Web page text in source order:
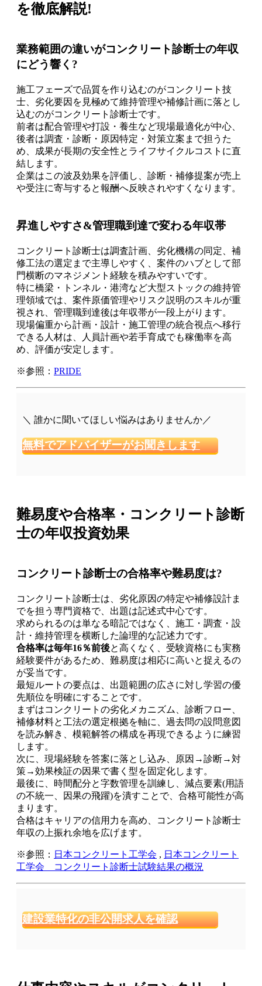
を徹底解説!
業務範囲の違いがコンクリート診断士の年収
にどう響く?
施工フェーズで品質を作り込むのがコンクリート技
士、劣化要因を見極めて維持管理や補修計画に落とし
込むのがコンクリート診断士です。
前者は配合管理や打設・養生など現場最適化が中心、
後者は調査・診断・原因特定・対策立案まで担うた
め、成果が長期の安全性とライフサイクルコストに直
結します。
企業はこの波及効果を評価し、診断・補修提案が売上
や受注に寄与すると報酬へ反映されやすくなります。
昇進しやすさ&管理職到達で変わる年収帯
コンクリート診断士は調査計画、劣化機構の同定、補
修工法の選定まで主導しやすく、案件のハブとして部
門横断のマネジメント経験を積みやすいです。
特に橋梁・トンネル・港湾など大型ストックの維持管
理領域では、案件原価管理やリスク説明のスキルが重
視され、管理職到達後は年収帯が一段上がります。
現場偏重から計画・設計・施工管理の統合視点へ移行
できる人材は、人員計画や若手育成でも稼働率を高
め、評価が安定します。
※参照： PRIDE
＼ 誰かに聞いてほしい悩みはありませんか／
無料でアドバイザーがお聞きします
難易度や合格率・コンクリート診断
士の年収投資効果
コンクリート診断士の合格率や難易度は?
コンクリート診断士は、劣化原因の特定や補修設計ま
でを担う専門資格で、出題は記述式中心です。
求められるのは単なる暗記ではなく、施工・調査・設
計・維持管理を横断した論理的な記述力です。
合格率は毎年16％前後と高くなく、受験資格にも実務
経験要件があるため、難易度は相応に高いと捉えるの
が妥当です。
最短ルートの要点は、出題範囲の広さに対し学習の優
先順位を明確にすることです。
まずはコンクリートの劣化メカニズム、診断フロー、
補修材料と工法の選定根拠を軸に、過去問の設問意図
を読み解き、模範解答の構成を再現できるように練習
します。
次に、現場経験を答案に落とし込み、原因→診断→対
策→効果検証の因果で書く型を固定化します。
最後に、時間配分と字数管理を訓練し、減点要素(用語
の不統一、因果の飛躍)を潰すことで、合格可能性が高
まります。
合格はキャリアの信用力を高め、コンクリート診断士
年収の上振れ余地を広げます。
※参照： 日本コンクリート工学会 , 日本コンクリート
工学会 コンクリート診断士試験結果の概況
建設業特化の非公開求人を確認